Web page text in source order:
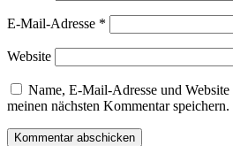
E-Mail-Adresse *
Website
Name, E-Mail-Adresse und
meinen nächsten Kommentar speichern.